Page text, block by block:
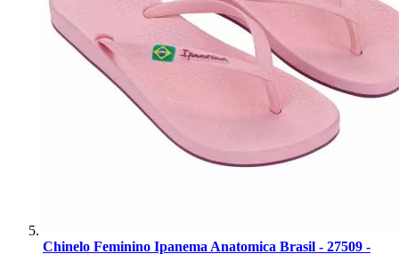
Chinelo Feminino Ipanema Anatomica Brasil - 27509 -